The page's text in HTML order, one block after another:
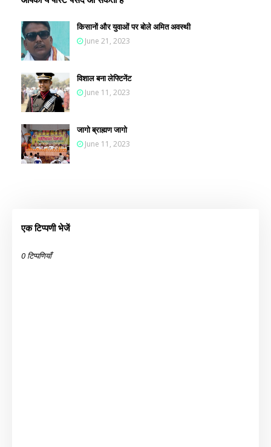
किसानों और युवाओं पर बोले अमित अवस्थी
June 21, 2023
विशाल बना लेफ्टिनेंट
June 11, 2023
जागो ब्राह्मण जागो
June 11, 2023
एक टिप्पणी भेजें
0 टिप्पणियाँ